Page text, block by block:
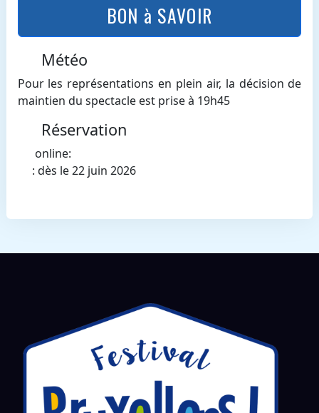
BON à SAVOIR
Météo
Pour les représentations en plein air, la décision de
maintien du spectacle est prise à 19h45
Réservation
online:
: dès le 22 juin 2026